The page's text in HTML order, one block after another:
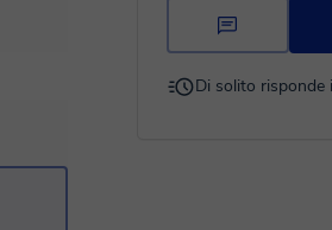
Di solito risponde
la